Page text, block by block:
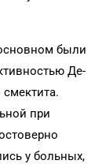
были
Де-
при
у больных,